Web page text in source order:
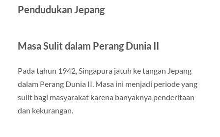
Pendudukan Jepang
Masa Sulit dalam Perang Dunia II
Pada tahun 1942, Singapura jatuh ke tangan Jepang
dalam Perang Dunia II. Masa ini menjadi periode yang
sulit bagi masyarakat karena banyaknya penderitaan
dan kekurangan.